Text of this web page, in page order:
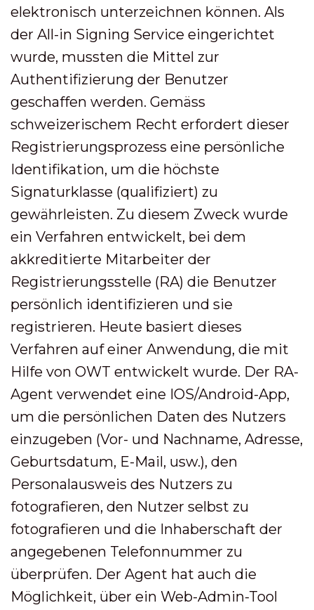
elektronisch unterzeichnen können. Als
der All-in Signing Service eingerichtet
wurde, mussten die Mittel zur
Authentifizierung der Benutzer
geschaffen werden. Gemäss
schweizerischem Recht erfordert dieser
Registrierungsprozess eine persönliche
Identifikation, um die höchste
Signaturklasse (qualifiziert) zu
gewährleisten. Zu diesem Zweck wurde
ein Verfahren entwickelt, bei dem
akkreditierte Mitarbeiter der
Registrierungsstelle (RA) die Benutzer
persönlich identifizieren und sie
registrieren. Heute basiert dieses
Verfahren auf einer Anwendung, die mit
Hilfe von OWT entwickelt wurde. Der RA-
Agent verwendet eine IOS/Android-App,
um die persönlichen Daten des Nutzers
einzugeben (Vor- und Nachname, Adresse,
Geburtsdatum, E-Mail, usw.), den
Personalausweis des Nutzers zu
fotografieren, den Nutzer selbst zu
fotografieren und die Inhaberschaft der
angegebenen Telefonnummer zu
überprüfen. Der Agent hat auch die
Möglichkeit, über ein Web-Admin-Tool